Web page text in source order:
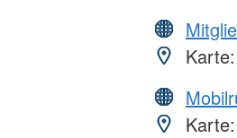
Karte:
Karte: